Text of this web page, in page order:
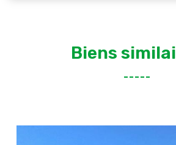
Biens